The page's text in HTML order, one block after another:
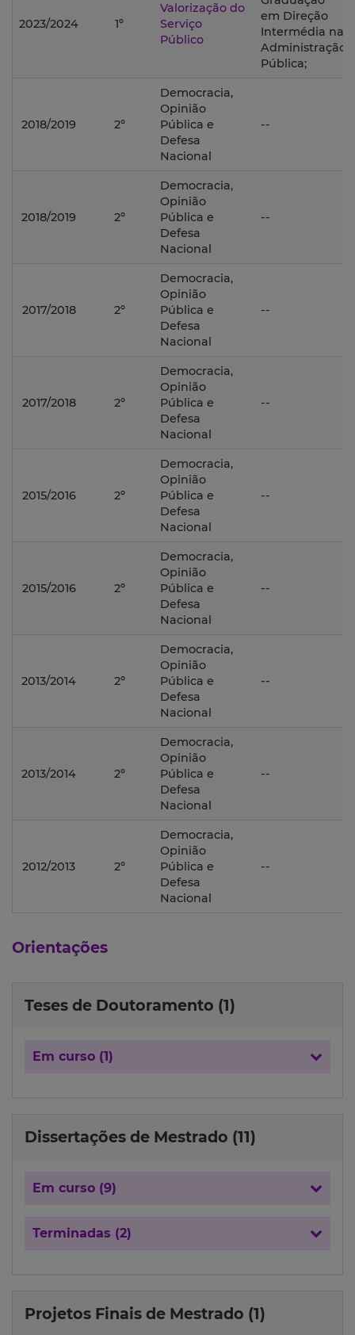
2023/2024 1º
Valorização do
Serviço
Público
em Direção
Intermédia na
Administração
Pública;
2018/2019 2º
Democracia,
Opinião
Pública e
Defesa
Nacional
--
2018/2019 2º
Democracia,
Opinião
Pública e
Defesa
Nacional
--
2017/2018 2º
Democracia,
Opinião
Pública e
Defesa
Nacional
--
2017/2018 2º
Democracia,
Opinião
Pública e
Defesa
Nacional
--
2015/2016 2º
Democracia,
Opinião
Pública e
Defesa
Nacional
--
2015/2016 2º
Democracia,
Opinião
Pública e
Defesa
Nacional
--
2013/2014 2º
Democracia,
Opinião
Pública e
Defesa
Nacional
--
2013/2014 2º
Democracia,
Opinião
Pública e
Defesa
Nacional
--
2012/2013 2º
Democracia,
Opinião
Pública e
Defesa
Nacional
--
Orientações
Teses de Doutoramento (1)
Em curso (1)
Dissertações de Mestrado (11)
Em curso (9)
Terminadas (2)
Projetos Finais de Mestrado (1)